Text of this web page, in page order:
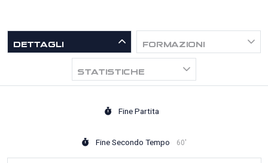
DETTAGLI FORMAZIONI
STATISTICHE
Fine Partita
Fine Secondo Tempo 60'